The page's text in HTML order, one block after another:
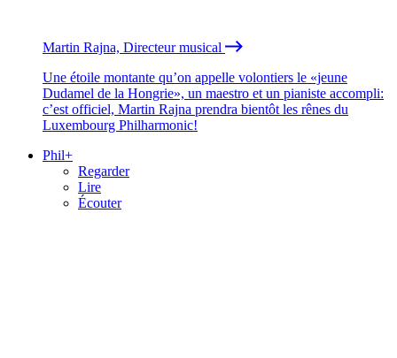
Martin Rajna, Directeur musical
Une étoile montante qu’on appelle volontiers le «jeune
Dudamel de la Hongrie», un maestro et un pianiste accompli:
c’est officiel, Martin Rajna prendra bientôt les rênes du
Luxembourg Philharmonic!
Phil+
Regarder
Lire
Écouter